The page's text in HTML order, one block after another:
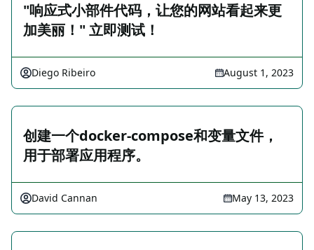
"响应式小部件代码，让您的网站看起来更
加美丽！" 立即测试！
Diego Ribeiro August 1, 2023
创建一个docker-compose和变量文件，
用于部署应用程序。
David Cannan May 13, 2023